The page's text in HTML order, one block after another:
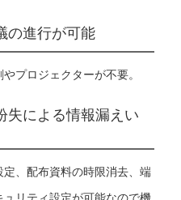
の進行が可能
プロジェクターが不要。
失による情報漏えい
、配布資料の時限消去、端